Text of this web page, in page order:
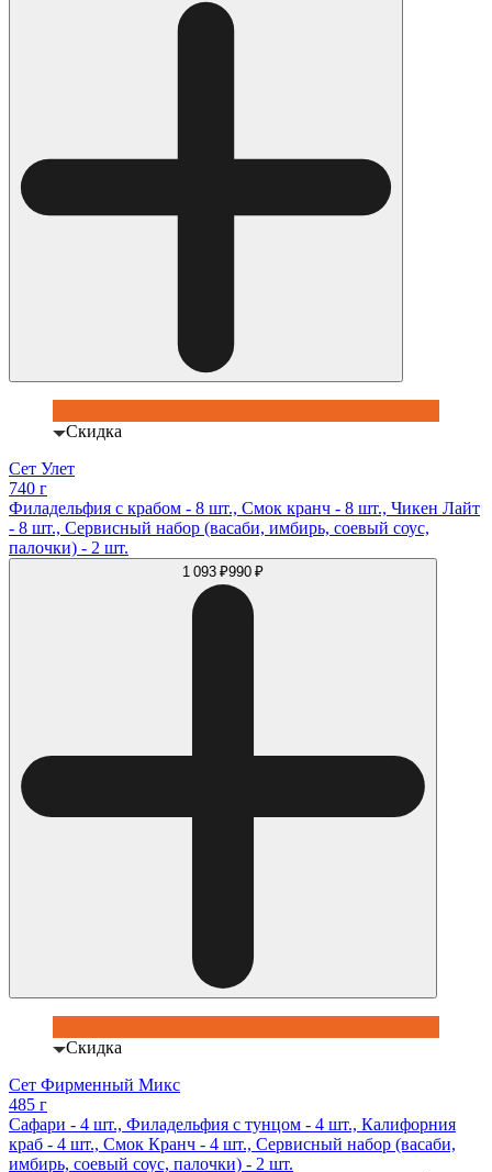
Скидка
Сет Улет
740 г
Филадельфия с крабом - 8 шт., Смок кранч - 8 шт., Чикен Лайт
- 8 шт., Сервисный набор (васаби, имбирь, соевый соус,
палочки) - 2 шт.
1 093 ₽990 ₽
Скидка
Сет Фирменный Микс
485 г
Сафари - 4 шт., Филадельфия с тунцом - 4 шт., Калифорния
краб - 4 шт., Смок Кранч - 4 шт., Сервисный набор (васаби,
имбирь, соевый соус, палочки) - 2 шт.